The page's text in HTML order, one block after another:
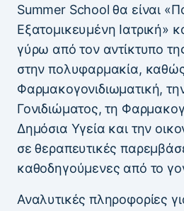
Summer School θα είναι
Εξατομικευμένη Ιατρική»
γύρω από τον αντίκτυπο
στην πολυφαρμακία,
Φαρμακογονιδιωματική,
Γονιδιώματος, τη
Δημόσια Υγεία και την
σε θεραπευτικές
καθοδηγούμενες από το
Αναλυτικές πληροφορίες